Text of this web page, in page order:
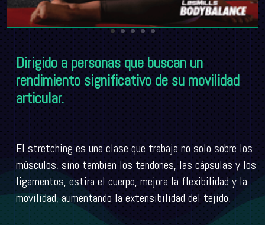
Dirigido a personas que buscan un
rendimiento significativo de su movilidad
articular.
El stretching es una clase que trabaja no solo sobre los
músculos, sino tambien los tendones, las cápsulas y los
ligamentos, estira el cuerpo, mejora la flexibilidad y la
movilidad, aumentando la extensibilidad del tejido.